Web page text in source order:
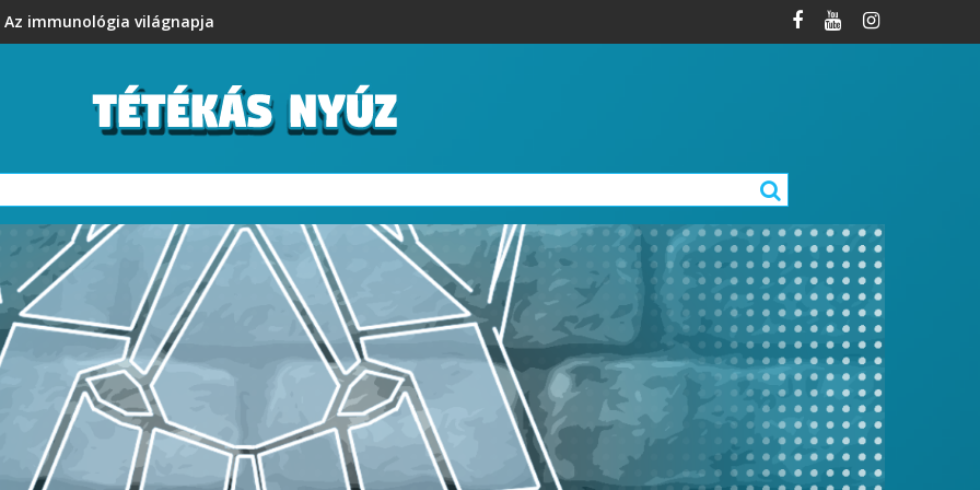
Az immunológia világnapja